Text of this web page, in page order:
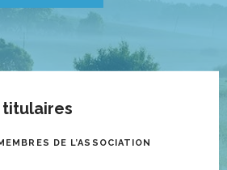
titulaires
DE L’ASSOCIATION